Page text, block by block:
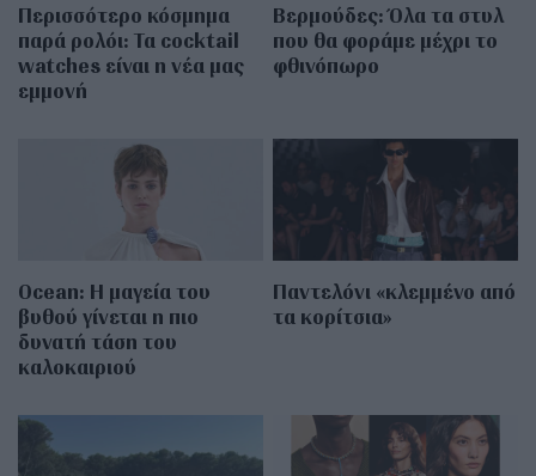
Περισσότερο κόσμημα
παρά ρολόι: Τα cocktail
watches είναι η νέα μας
εμμονή
Βερμούδες: Όλα τα στυλ
που θα φοράμε μέχρι το
φθινόπωρο
Οcean: Η μαγεία του
βυθού γίνεται η πιο
δυνατή τάση του
καλοκαιριού
Παντελόνι «κλεμμένο από
τα κορίτσια»